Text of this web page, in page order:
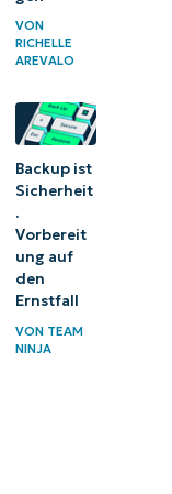
VON
RICHELLE
AREVALO
Backup ist
Sicherheit
.
Vorbereit
ung auf
den
Ernstfall
VON TEAM
NINJA